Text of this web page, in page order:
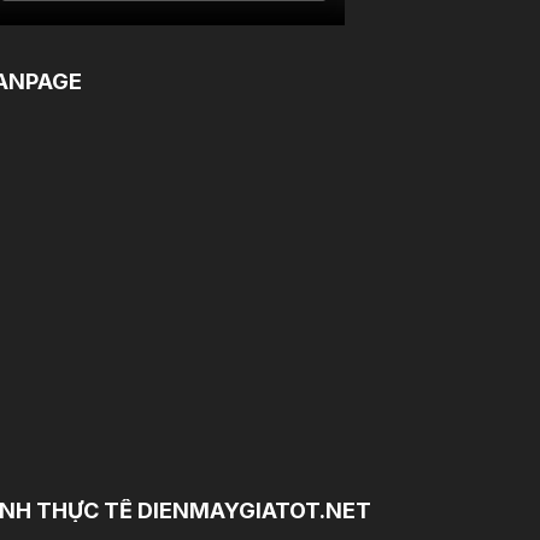
THỰC TẾ DIENMAYGIATOT.NET